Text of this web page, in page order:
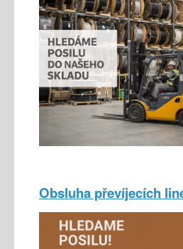
Obsluha převíjecích